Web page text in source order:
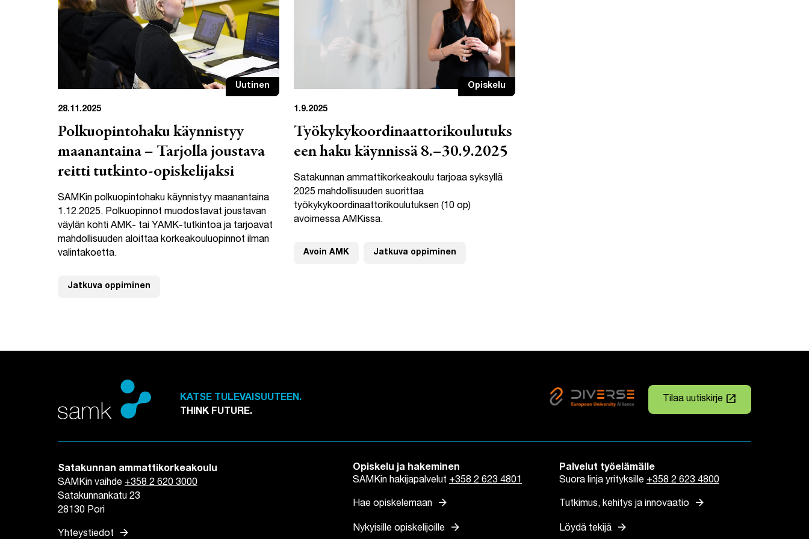
Uutinen
28.11.2025
Polkuopintohaku käynnistyy
maanantaina – Tarjolla joustava
reitti tutkinto-opiskelijaksi
SAMKin polkuopintohaku käynnistyy maanantaina
1.12.2025. Polkuopinnot muodostavat joustavan
väylän kohti AMK- tai YAMK-tutkintoa ja tarjoavat
mahdollisuuden aloittaa korkeakouluopinnot ilman
valintakoetta.
Jatkuva oppiminen
Opiskelu
1.9.2025
Työkykykoordinaattorikoulutuks
een haku käynnissä 8.–30.9.2025
Satakunnan ammattikorkeakoulu tarjoaa syksyllä
2025 mahdollisuuden suorittaa
työkykykoordinaattorikoulutuksen (10 op)
avoimessa AMKissa.
Avoin AMK Jatkuva oppiminen
KATSE TULEVAISUUTEEN.
THINK FUTURE.
Tilaa uutiskirje launch
Satakunnan ammattikorkeakoulu
SAMKin vaihde +358 2 620 3000
Satakunnankatu 23
28130 Pori
Yhteystiedot arrow_forward
Opiskelu ja hakeminen
SAMKin hakijapalvelut +358 2 623 4801
Hae opiskelemaan arrow_forward
Nykyisille opiskelijoille arrow_forward
Palvelut työelämälle
Suora linja yrityksille +358 2 623 4800
Tutkimus, kehitys ja innovaatio arrow_forward
Löydä tekijä arrow_forward